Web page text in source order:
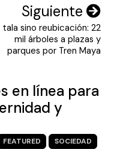
Siguiente
tala sino reubicación: 22
mil árboles a plazas y
parques por Tren Maya
en línea para
y
FEATURED
SOCIEDAD